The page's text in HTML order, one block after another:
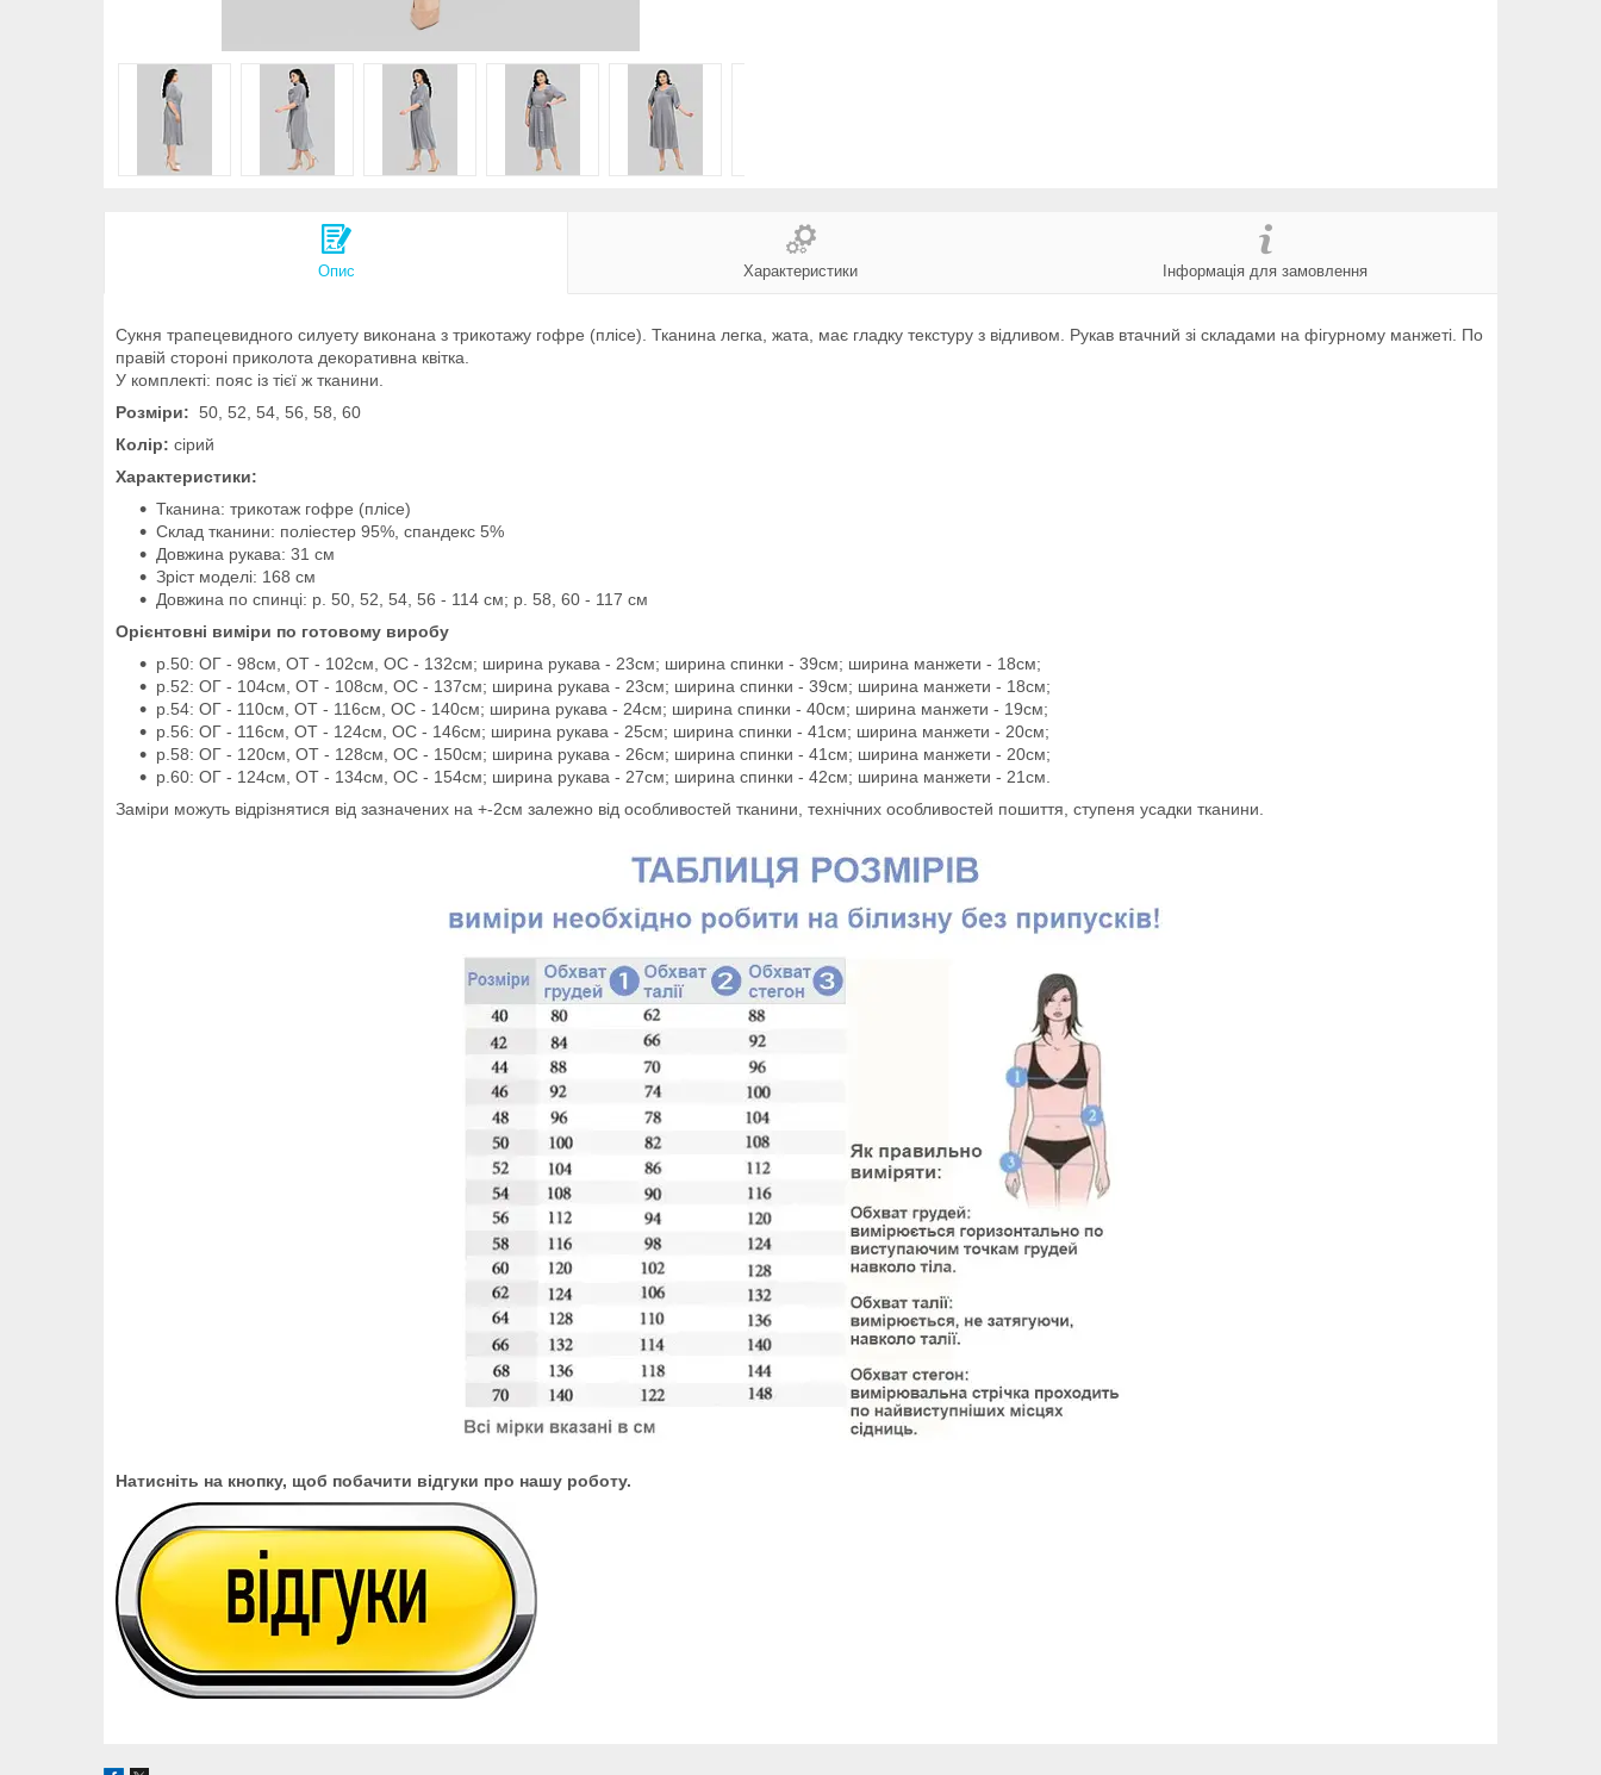
Опис Характеристики Інформація для замовлення
Сукня трапецевидного силуету виконана з трикотажу гофре (плісе). Тканина легка, жата, має гладку текстуру з відливом. Рукав втачний зі складами на фігурному манжеті. По
правій стороні приколота декоративна квітка.
У комплекті: пояс із тієї ж тканини.
Розміри: 50, 52, 54, 56, 58, 60
Колір: сірий
Характеристики:
Тканина: трикотаж гофре (плісе)
Склад тканини: поліестер 95%, спандекс 5%
Довжина рукава: 31 см
Зріст моделі: 168 см
Довжина по спинці: р. 50, 52, 54, 56 - 114 см; р. 58, 60 - 117 см
Орієнтовні виміри по готовому виробу
р.50: ОГ - 98см, ОТ - 102см, ОС - 132см; ширина рукава - 23см; ширина спинки - 39см; ширина манжети - 18см;
р.52: ОГ - 104см, ОТ - 108см, ОС - 137см; ширина рукава - 23см; ширина спинки - 39см; ширина манжети - 18см;
р.54: ОГ - 110см, ОТ - 116см, ОС - 140см; ширина рукава - 24см; ширина спинки - 40см; ширина манжети - 19см;
р.56: ОГ - 116см, ОТ - 124см, ОС - 146см; ширина рукава - 25см; ширина спинки - 41см; ширина манжети - 20см;
р.58: ОГ - 120см, ОТ - 128см, ОС - 150см; ширина рукава - 26см; ширина спинки - 41см; ширина манжети - 20см;
р.60: ОГ - 124см, ОТ - 134см, ОС - 154см; ширина рукава - 27см; ширина спинки - 42см; ширина манжети - 21см.
Заміри можуть відрізнятися від зазначених на +-2см залежно від особливостей тканини, технічних особливостей пошиття, ступеня усадки тканини.
Натисніть на кнопку, щоб побачити відгуки про нашу роботу.